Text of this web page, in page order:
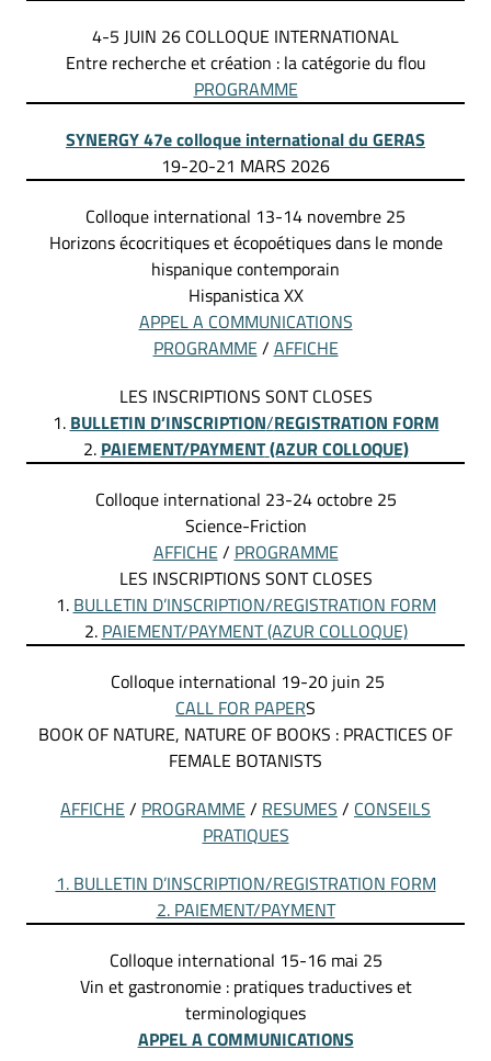
4-5 JUIN 26 COLLOQUE INTERNATIONAL
Entre recherche et création : la catégorie du flou
PROGRAMME
SYNERGY 47e colloque international du GERAS
19-20-21 MARS 2026
Colloque international 13-14 novembre 25
Horizons écocritiques et écopoétiques dans le monde
hispanique contemporain
Hispanistica XX
APPEL A COMMUNICATIONS
PROGRAMME / AFFICHE
LES INSCRIPTIONS SONT CLOSES
1. BULLETIN D’INSCRIPTION/REGISTRATION FORM
2. PAIEMENT/PAYMENT(AZUR COLLOQUE)
Colloque international 23-24 octobre 25
Science-Friction
AFFICHE / PROGRAMME
LES INSCRIPTIONS SONT CLOSES
1. BULLETIN D’INSCRIPTION/REGISTRATION FORM
2. PAIEMENT/PAYMENT (AZUR COLLOQUE)
Colloque international 19-20 juin 25
CALL FOR PAPERS
BOOK OF NATURE, NATURE OF BOOKS : PRACTICES OF
FEMALE BOTANISTS
AFFICHE / PROGRAMME / RESUMES / CONSEILS
PRATIQUES
1. BULLETIN D’INSCRIPTION/REGISTRATION FORM
2. PAIEMENT/PAYMENT
Colloque international 15-16 mai 25
Vin et gastronomie : pratiques traductives et
terminologiques
APPEL A COMMUNICATIONS